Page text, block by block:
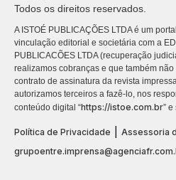
Todos os direitos reservados.
A ISTOÉ PUBLICAÇÕES LTDA é um
vinculação editorial e societária com a
PUBLICACÕES LTDA (recuperação
realizamos cobranças e que também
contrato de assinatura da revista
autorizamos terceiros a fazê-lo, nos
conteúdo digital “https://istoe.com.br”
Política de Privacidade
Assessoria